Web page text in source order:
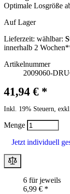
Optimale Losgröße
Auf Lager
Lieferzeit: wählbar:
innerhalb 2
Artikelnummer
2009060-
41,94 € *
Inkl. 19% Steuern, exkl.
Menge
Jetzt individuell
6 für jeweils
6,99 € *